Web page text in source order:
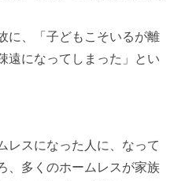
に、「子どもこそいるが離
遠になってしまった」とい
レスになった人に、なって
、多くのホームレスが家族